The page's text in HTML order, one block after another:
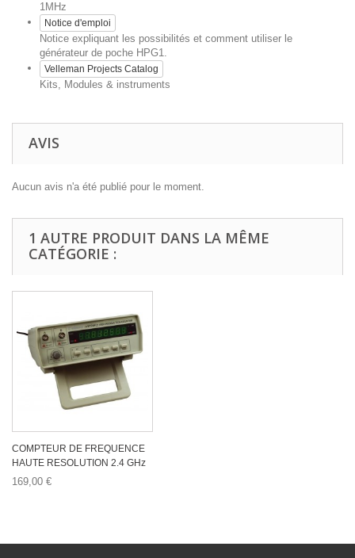
1MHz
Notice d'emploi
Notice expliquant les possibilités et comment utiliser le
générateur de poche HPG1.
Velleman Projects Catalog
Kits, Modules & instruments
AVIS
Aucun avis n'a été publié pour le moment.
1 AUTRE PRODUIT DANS LA MÊME
CATÉGORIE :
COMPTEUR DE FREQUENCE
HAUTE RESOLUTION 2.4 GHz
169,00 €